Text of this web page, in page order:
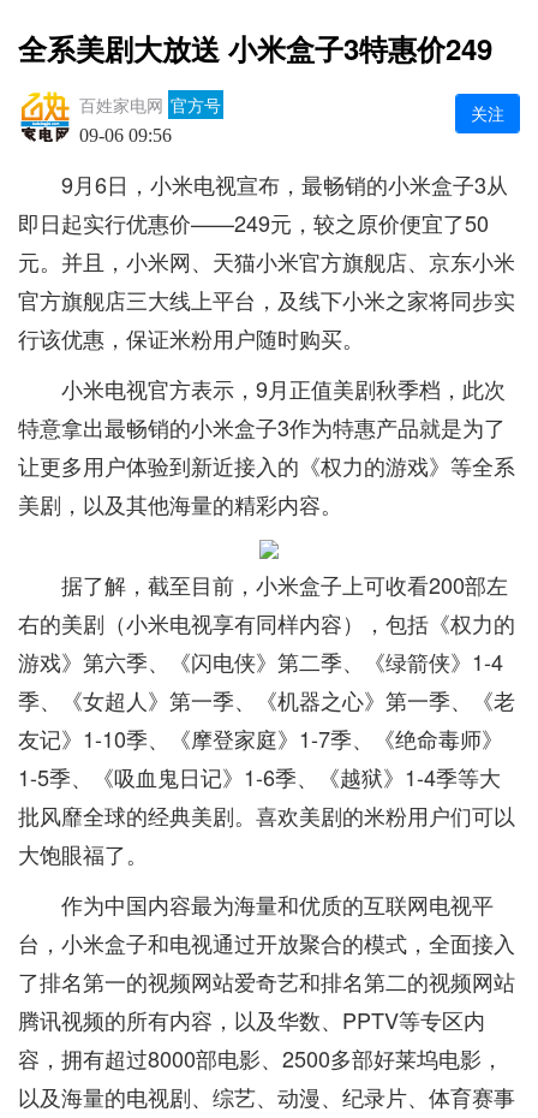
全系美剧大放送 小米盒子3特惠价249
百姓家电网 官方号
09-06 09:56
关注
9月6日，小米电视宣布，最畅销的小米盒子3从
即日起实行优惠价——249元，较之原价便宜了50
元。并且，小米网、天猫小米官方旗舰店、京东小米
官方旗舰店三大线上平台，及线下小米之家将同步实
行该优惠，保证米粉用户随时购买。
小米电视官方表示，9月正值美剧秋季档，此次
特意拿出最畅销的小米盒子3作为特惠产品就是为了
让更多用户体验到新近接入的《权力的游戏》等全系
美剧，以及其他海量的精彩内容。
据了解，截至目前，小米盒子上可收看200部左
右的美剧（小米电视享有同样内容），包括《权力的
游戏》第六季、《闪电侠》第二季、《绿箭侠》1-4
季、《女超人》第一季、《机器之心》第一季、《老
友记》1-10季、《摩登家庭》1-7季、《绝命毒师》
1-5季、《吸血鬼日记》1-6季、《越狱》1-4季等大
批风靡全球的经典美剧。喜欢美剧的米粉用户们可以
大饱眼福了。
作为中国内容最为海量和优质的互联网电视平
台，小米盒子和电视通过开放聚合的模式，全面接入
了排名第一的视频网站爱奇艺和排名第二的视频网站
腾讯视频的所有内容，以及华数、PPTV等专区内
容，拥有超过8000部电影、2500多部好莱坞电影，
以及海量的电视剧、综艺、动漫、纪录片、体育赛事